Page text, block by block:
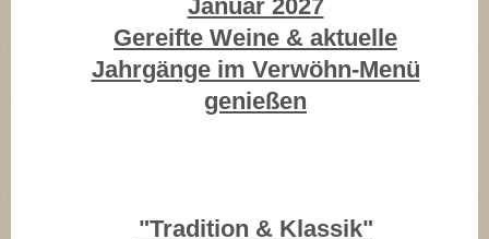
Januar 2027
Gereifte Weine & aktuelle
Jahrgänge im Verwöhn-Menü
genießen
"Tradition & Klassik"